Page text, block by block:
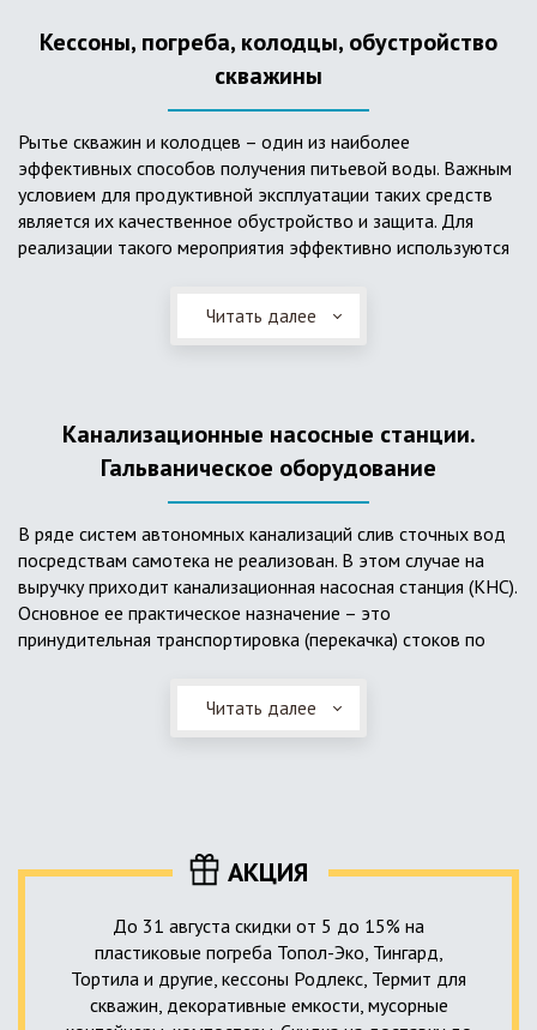
достоинства обуславливают большую популярность
септика из железобетонных колец.
Кессоны, погреба, колодцы, обустройство
скважины
Рытье скважин и колодцев – один из наиболее
эффективных способов получения питьевой воды. Важным
условием для продуктивной эксплуатации таких средств
является их качественное обустройство и защита. Для
реализации такого мероприятия эффективно используются
Главное и неоспоримое преимущество кессонов – это
возможность эксплуатации в условиях пониженных
подвержены промерзанию. Оптимальный вариант
установки железобетонных кессонов – это заниженный
уровень грунтовых вод (УГВ) на участке, а кессон,
выполненный из пластика, может служить на территории с
высоким УГВ.
Очищенная вода без перебоев – незабвенная мечта
каждого владельца загородного дома. Чтобы выполнить
установку кессонов, погребов и колодцев, вам непременно
следует воспользоваться услугами специалистов нашей
компании. Мы максимально оперативно и качественно
проведем весь комплекс изыскательских мероприятий,
выполним необходимые расчеты и проектирование,
Читать далее
Канализационные насосные станции.
Гальваническое оборудование
В ряде систем автономных канализаций слив сточных вод
посредствам самотека не реализован. В этом случае на
выручку приходит канализационная насосная станция (КНС).
Основное ее практическое назначение – это
принудительная транспортировка (перекачка) стоков по
Такая станция может позиционироваться как в подвальном
помещении дома, так и функционировать в условиях
от исполнения.
Читать далее
АКЦИЯ
До 31 августа скидки от 5 до 15% на
пластиковые погреба Топол-Эко, Тингард,
Тортила и другие, кессоны Родлекс, Термит для
скважин, декоративные емкости, мусорные